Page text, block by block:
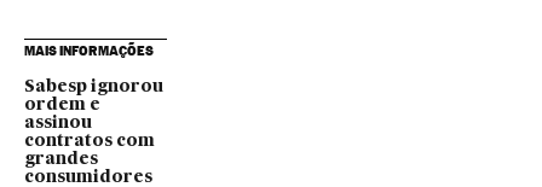
MAIS INFORMAÇÕES
Sabesp ignorou
ordem e
assinou
contratos com
grandes
consumidores